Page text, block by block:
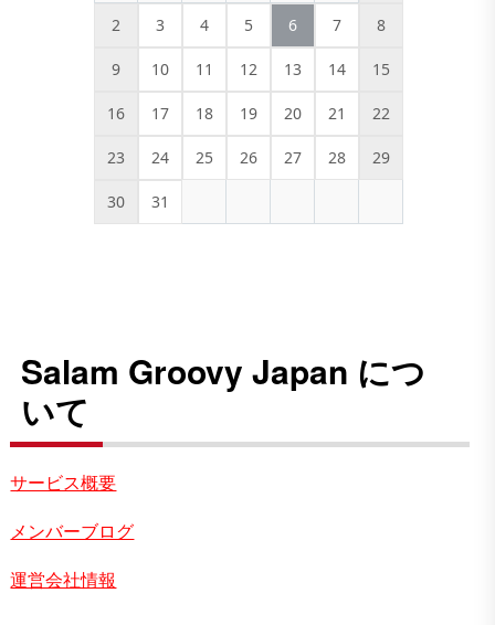
2 3 4 5 6 7 8
9 10 11 12 13 14 15
16 17 18 19 20 21 22
23 24 25 26 27 28 29
30 31
Salam Groovy Japan につ
いて
サービス概要
メンバーブログ
運営会社情報